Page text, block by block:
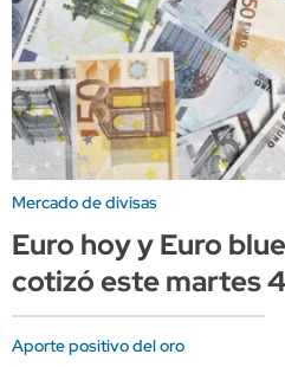
Mercado de divisas
Euro hoy y Euro
cotizó este martes
Aporte positivo del oro